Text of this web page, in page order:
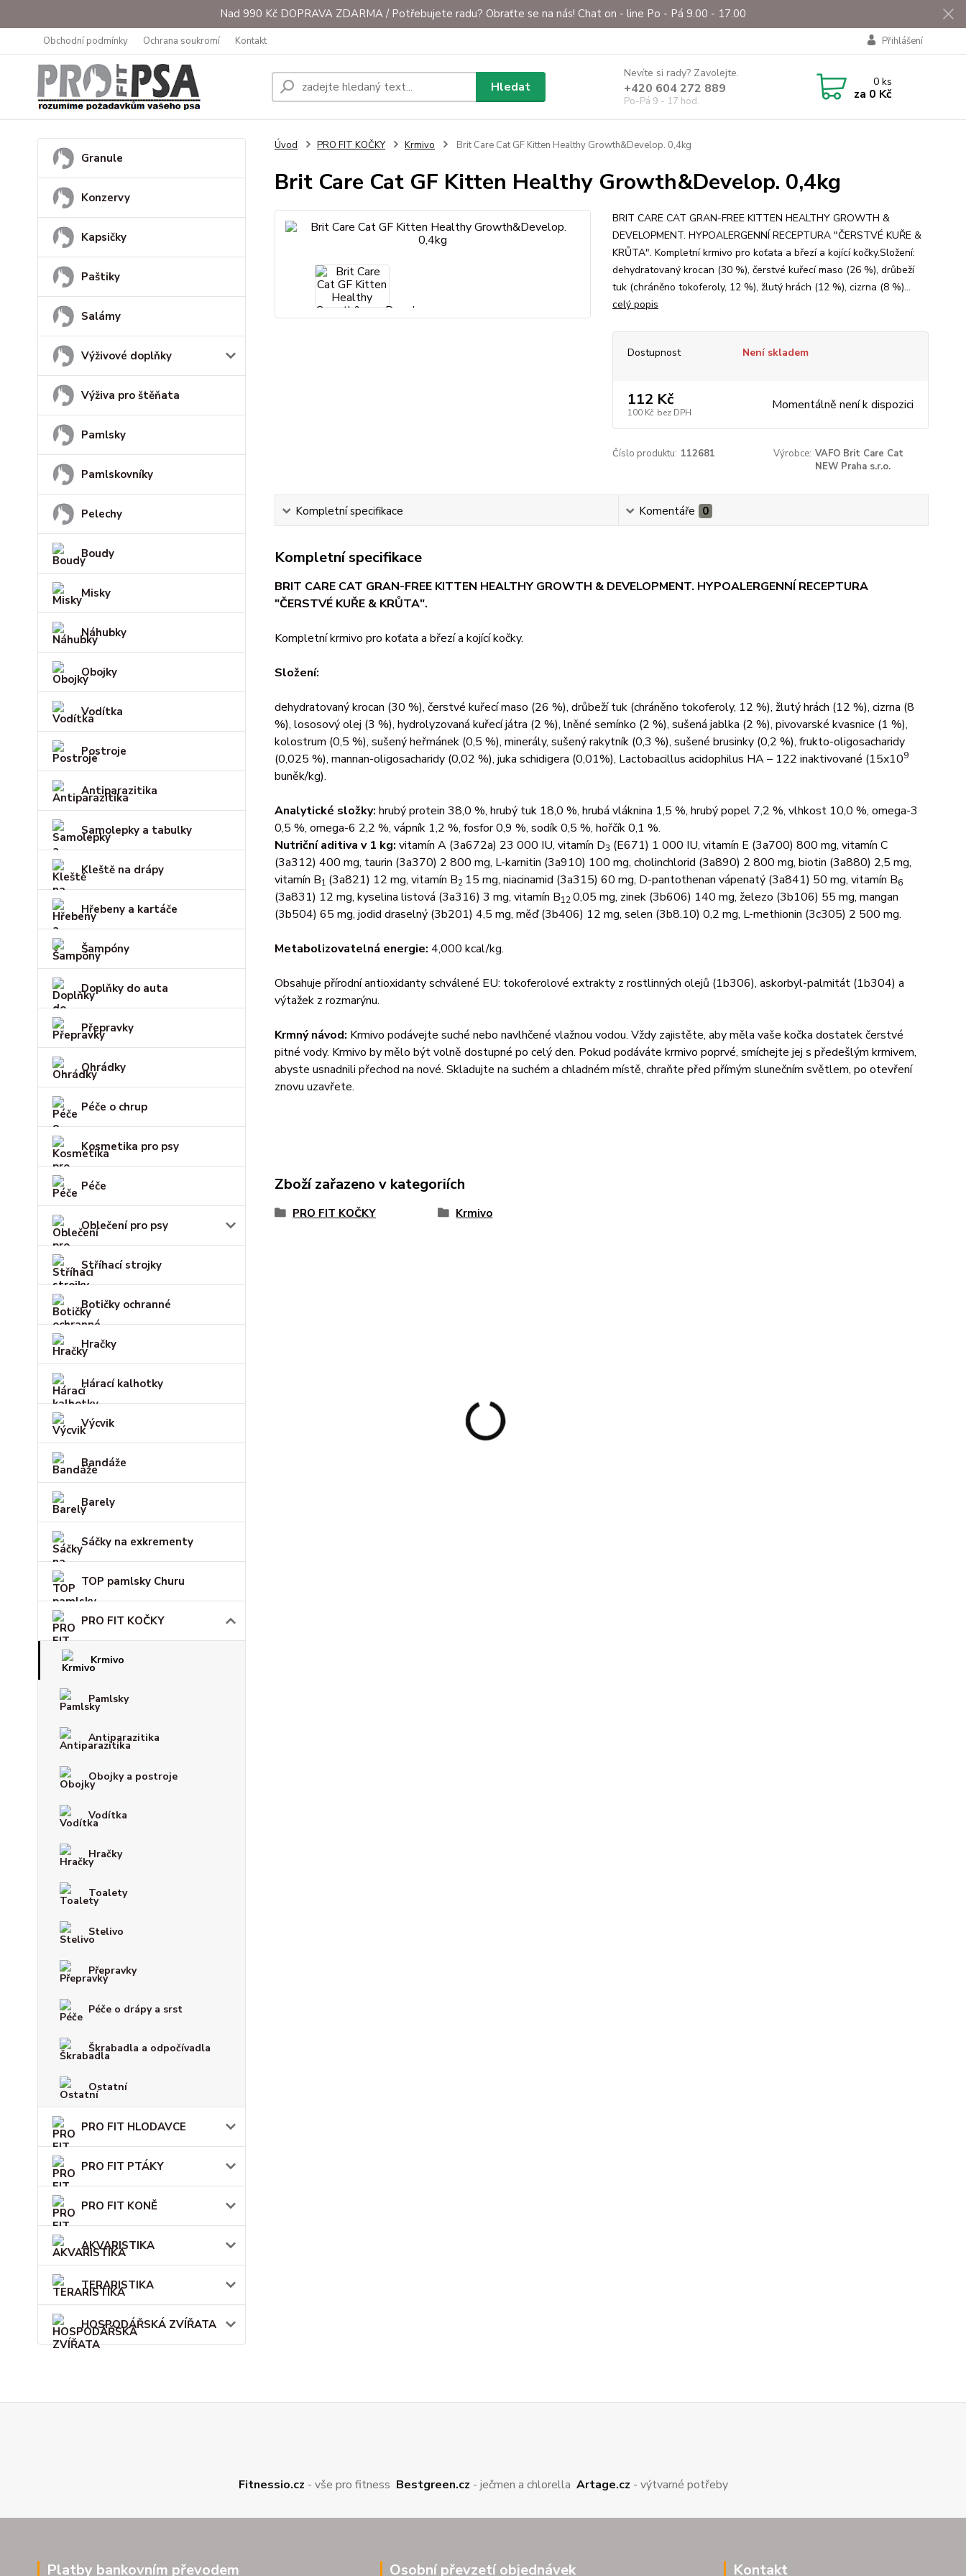
Nad 990 Kč DOPRAVA ZDARMA / Potřebujete radu? Obraťte se na nás! Chat on - line Po - Pá 9.00 - 17.00
Obchodní podmínky Ochrana soukromí Kontakt Přihlášení
Hledat
Nevíte si rady? Zavolejte.
+420 604 272 889
Po-Pá 9 - 17 hod.
0ks
za 0 Kč
Granule
Konzervy
Kapsičky
Paštiky
Salámy
Výživové doplňky
Výživa pro štěňata
Pamlsky
Pamlskovníky
Pelechy
Boudy
Misky
Náhubky
Obojky
Vodítka
Postroje
Antiparazitika
Samolepky a tabulky
Kleště na drápy
Hřebeny a kartáče
Šampóny
Doplňky do auta
Přepravky
Ohrádky
Péče o chrup
Kosmetika pro psy
Péče
Oblečení pro psy
Stříhací strojky
Botičky ochranné
Hračky
Hárací kalhotky
Výcvik
Bandáže
Barely
Sáčky na exkrementy
TOP pamlsky Churu
PRO FIT KOČKY
Krmivo
Pamlsky
Antiparazitika
Obojky a postroje
Vodítka
Hračky
Toalety
Stelivo
Přepravky
Péče o drápy a srst
Škrabadla a odpočívadla
Ostatní
PRO FIT HLODAVCE
PRO FIT PTÁKY
PRO FIT KONĚ
AKVARISTIKA
TERARISTIKA
HOSPODÁŘSKÁ ZVÍŘATA
Úvod PRO FIT KOČKY Krmivo Brit Care Cat GF Kitten Healthy Growth&Develop. 0,4kg
Brit Care Cat GF Kitten Healthy Growth&Develop. 0,4kg
BRIT CARE CAT GRAN-FREE KITTEN HEALTHY GROWTH &
DEVELOPMENT. HYPOALERGENNÍ RECEPTURA "ČERSTVÉ KUŘE &
KRŮTA". Kompletní krmivo pro koťata a březí a kojící kočky.Složení:
dehydratovaný krocan (30 %), čerstvé kuřecí maso (26 %), drůbeží
tuk (chráněno tokoferoly, 12 %), žlutý hrách (12 %), cizrna (8 %)...
celý popis
Dostupnost Není skladem
112 Kč
100 Kč bez DPH Momentálně není k dispozici
Číslo produktu: 112681 Výrobce: VAFO Brit Care Cat
NEW Praha s.r.o.
Kompletní specifikace Komentáře 0
Kompletní specifikace
BRIT CARE CAT GRAN-FREE KITTEN HEALTHY GROWTH & DEVELOPMENT. HYPOALERGENNÍ RECEPTURA
"ČERSTVÉ KUŘE & KRŮTA".
Kompletní krmivo pro koťata a březí a kojící kočky.
Složení:
dehydratovaný krocan (30 %), čerstvé kuřecí maso (26 %), drůbeží tuk (chráněno tokoferoly, 12 %), žlutý hrách (12 %), cizrna (8
%), lososový olej (3 %), hydrolyzovaná kuřecí játra (2 %), lněné semínko (2 %), sušená jablka (2 %), pivovarské kvasnice (1 %),
kolostrum (0,5 %), sušený heřmánek (0,5 %), minerály, sušený rakytník (0,3 %), sušené brusinky (0,2 %), frukto-oligosacharidy
(0,025 %), mannan-oligosacharidy (0,02 %), juka schidigera (0,01%), Lactobacillus acidophilus HA – 122 inaktivované (15x109
buněk/kg).
Analytické složky: hrubý protein 38,0 %, hrubý tuk 18,0 %, hrubá vláknina 1,5 %, hrubý popel 7,2 %, vlhkost 10,0 %, omega-3
0,5 %, omega-6 2,2 %, vápník 1,2 %, fosfor 0,9 %, sodík 0,5 %, hořčík 0,1 %.
Nutriční aditiva v 1 kg: vitamín A (3a672a) 23 000 IU, vitamín D3 (E671) 1 000 IU, vitamín E (3a700) 800 mg, vitamín C
(3a312) 400 mg, taurin (3a370) 2 800 mg, L-karnitin (3a910) 100 mg, cholinchlorid (3a890) 2 800 mg, biotin (3a880) 2,5 mg,
vitamín B1 (3a821) 12 mg, vitamín B2 15 mg, niacinamid (3a315) 60 mg, D-pantothenan vápenatý (3a841) 50 mg, vitamín B6
(3a831) 12 mg, kyselina listová (3a316) 3 mg, vitamín B120,05 mg, zinek (3b606) 140 mg, železo (3b106) 55 mg, mangan
(3b504) 65 mg, jodid draselný (3b201) 4,5 mg, měď (3b406) 12 mg, selen (3b8.10) 0,2 mg, L-methionin (3c305) 2 500 mg.
Metabolizovatelná energie: 4,000 kcal/kg.
Obsahuje přírodní antioxidanty schválené EU: tokoferolové extrakty z rostlinných olejů (1b306), askorbyl-palmitát (1b304) a
výtažek z rozmarýnu.
Krmný návod: Krmivo podávejte suché nebo navlhčené vlažnou vodou. Vždy zajistěte, aby měla vaše kočka dostatek čerstvé
pitné vody. Krmivo by mělo být volně dostupné po celý den. Pokud podáváte krmivo poprvé, smíchejte jej s předešlým krmivem,
abyste usnadnili přechod na nové. Skladujte na suchém a chladném místě, chraňte před přímým slunečním světlem, po otevření
znovu uzavřete.
Zboží zařazeno v kategoriích
PRO FIT KOČKY Krmivo
Fitnessio.cz - vše pro fitness Bestgreen.cz - ječmen a chlorella Artage.cz - výtvarné potřeby
Platby bankovním převodem Osobní převzetí objednávek Kontakt